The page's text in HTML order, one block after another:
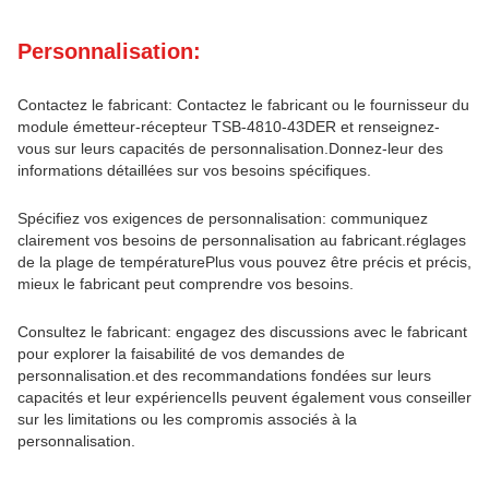
Personnalisation:
Contactez le fabricant: Contactez le fabricant ou le fournisseur du
module émetteur-récepteur TSB-4810-43DER et renseignez-
vous sur leurs capacités de personnalisation.Donnez-leur des
informations détaillées sur vos besoins spécifiques.
Spécifiez vos exigences de personnalisation: communiquez
clairement vos besoins de personnalisation au fabricant.réglages
de la plage de températurePlus vous pouvez être précis et précis,
mieux le fabricant peut comprendre vos besoins.
Consultez le fabricant: engagez des discussions avec le fabricant
pour explorer la faisabilité de vos demandes de
personnalisation.et des recommandations fondées sur leurs
capacités et leur expérienceIls peuvent également vous conseiller
sur les limitations ou les compromis associés à la
personnalisation.